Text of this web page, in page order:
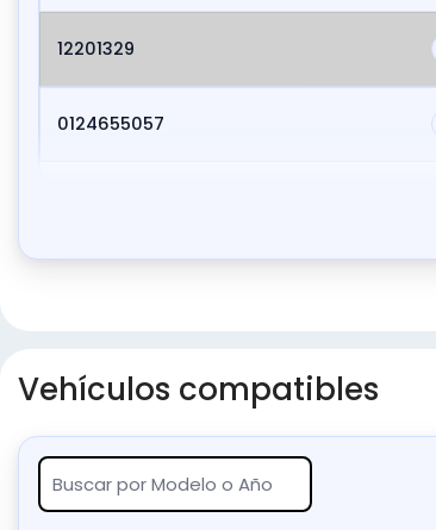
12201329
0124655057
Vehículos compatibles